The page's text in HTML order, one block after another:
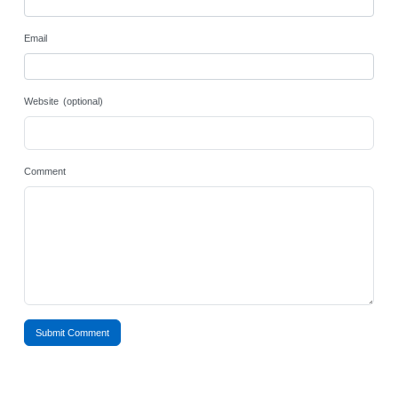
Email
Website (optional)
Comment
Submit Comment